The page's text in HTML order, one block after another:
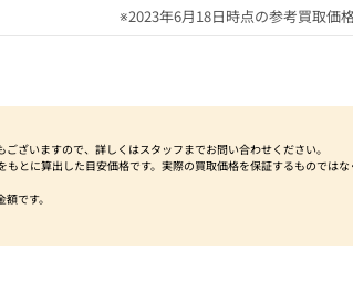
※2023年6月18日時点の参考買取価
ざいますので、詳しくはスタッフまでお問い合わせください。
とに算出した目安価格です。実際の買取価格を保証するものでは
です。